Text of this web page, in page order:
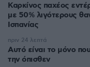
Καρκίνος παχέος
με 50% λιγότερους
Ισπανίας
Αυτό είναι το μόνο
την όπισθεν
πριν 24 λεπτά